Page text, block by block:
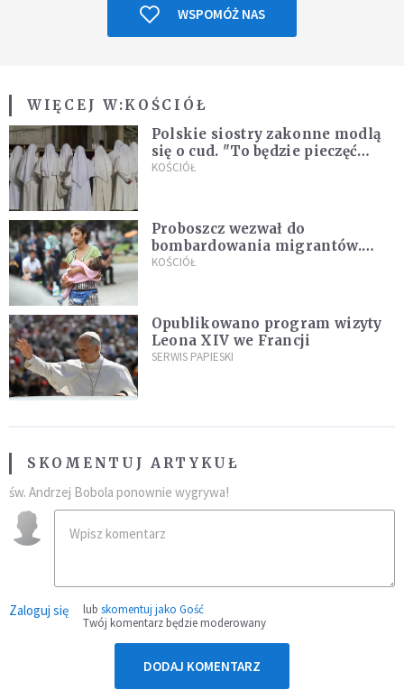
WSPOMÓŻ NAS
WIĘCEJ W:KOŚCIÓŁ
Polskie siostry zakonne modlą
się o cud. "To będzie pieczęć
Pana Boga dla naszej wiary"
KOŚCIÓŁ
Proboszcz wezwał do
bombardowania migrantów.
"Masowy ogień przeciwko
KOŚCIÓŁ
Opublikowano program wizyty
Leona XIV we Francji
SERWIS PAPIESKI
SKOMENTUJ ARTYKUŁ
św. Andrzej Bobola ponownie wygrywa!
Zaloguj się lub skomentuj jako Gość
Twój komentarz będzie moderowany
DODAJ KOMENTARZ